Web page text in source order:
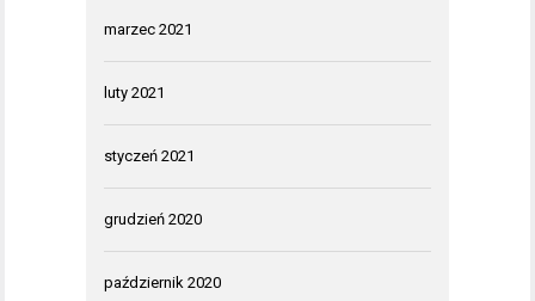
marzec 2021
luty 2021
styczeń 2021
grudzień 2020
październik 2020